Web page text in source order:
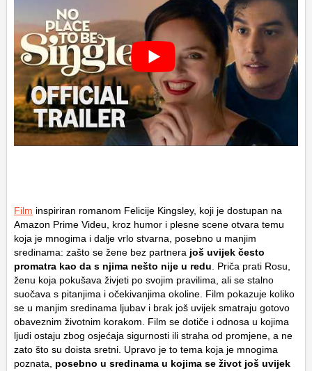
Film inspiriran romanom Felicije Kingsley, koji je dostupan na
Amazon Prime Videu, kroz humor i plesne scene otvara temu
koja je mnogima i dalje vrlo stvarna, posebno u manjim
sredinama: zašto se žene bez partnera još uvijek često
promatra kao da s njima nešto nije u redu . Priča prati Rosu,
ženu koja pokušava živjeti po svojim pravilima, ali se stalno
suočava s pitanjima i očekivanjima okoline. Film pokazuje koliko
se u manjim sredinama ljubav i brak još uvijek smatraju gotovo
obaveznim životnim korakom. Film se dotiče i odnosa u kojima
ljudi ostaju zbog osjećaja sigurnosti ili straha od promjene, a ne
zato što su doista sretni. Upravo je to tema koja je mnogima
poznata,
posebno u sredinama u kojima se život još uvijek